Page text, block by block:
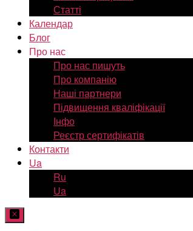
Статті
Календар
Блог
Про нас
Про нас пишуть
Про компанію
Наші партнери
Підвищення кваліфікації
Інфо
Реєстр сертифікатів
Контакти
Ua
Ru
Ua